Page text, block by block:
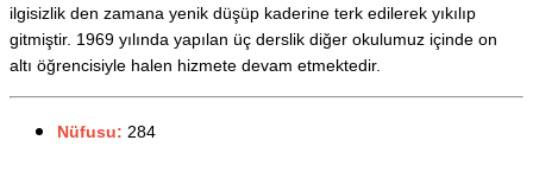
ilgisizlik den zamana yenik düşüp kaderine terk edilerek yıkılıp
gitmiştir. 1969 yılında yapılan üç derslik diğer okulumuz içinde on
altı öğrencisiyle halen hizmete devam etmektedir.
Nüfusu: 284